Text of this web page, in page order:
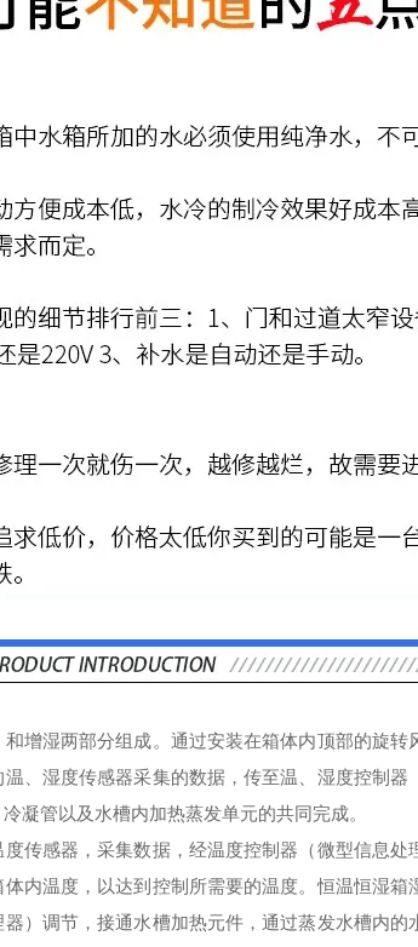
增湿两部分组成。通过安装在箱体内顶部的旋转
、湿度传感器采集的数据，传至温、湿度控制
凝管以及水槽内加热蒸发单元的共同完成。
传感器，采集数据，经温度控制器（微型信息
内温度，以达到控制所需要的温度。恒温恒湿
）调节，接通水槽加热元件，通过蒸发水槽内的